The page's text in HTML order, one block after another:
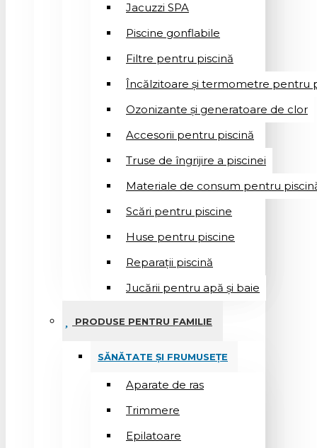
Jacuzzi SPA
Piscine gonflabile
Filtre pentru piscină
Încălzitoare și termometre pentru
Ozonizante și generatoare de clor
Accesorii pentru piscină
Truse de îngrijire a piscinei
Materiale de consum pentru
Scări pentru piscine
Huse pentru piscine
Reparații piscină
Jucării pentru apă și baie
PRODUSE PENTRU FAMILIE
SĂNĂTATE ȘI FRUMUSEȚE
Aparate de ras
Trimmere
Epilatoare